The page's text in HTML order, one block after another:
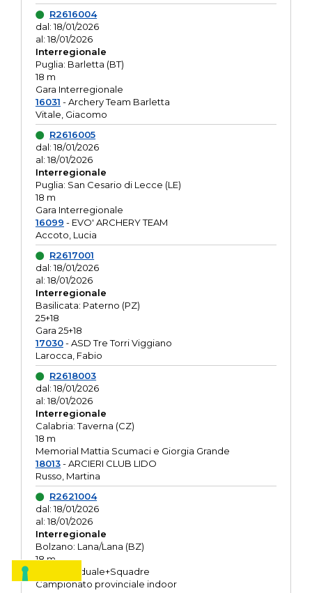
R2616004
dal: 18/01/2026
al: 18/01/2026
Interregionale
Puglia: Barletta (BT)
18 m
Gara Interregionale
16031 - Archery Team Barletta
Vitale, Giacomo
R2616005
dal: 18/01/2026
al: 18/01/2026
Interregionale
Puglia: San Cesario di Lecce (LE)
18 m
Gara Interregionale
16099 - EVO' ARCHERY TEAM
Accoto, Lucia
R2617001
dal: 18/01/2026
al: 18/01/2026
Interregionale
Basilicata: Paterno (PZ)
25+18
Gara 25+18
17030- ASD Tre Torri Viggiano
Larocca, Fabio
R2618003
dal: 18/01/2026
al: 18/01/2026
Interregionale
Calabria: Taverna (CZ)
18 m
Memorial Mattia Scumaci e Giorgia Grande
18013- ARCIERI CLUB LIDO
Russo, Martina
R2621004
dal: 18/01/2026
al: 18/01/2026
Interregionale
Bolzano: Lana/Lana (BZ)
18 m
O.R. Individuale+Squadre
Campionato provinciale indoor